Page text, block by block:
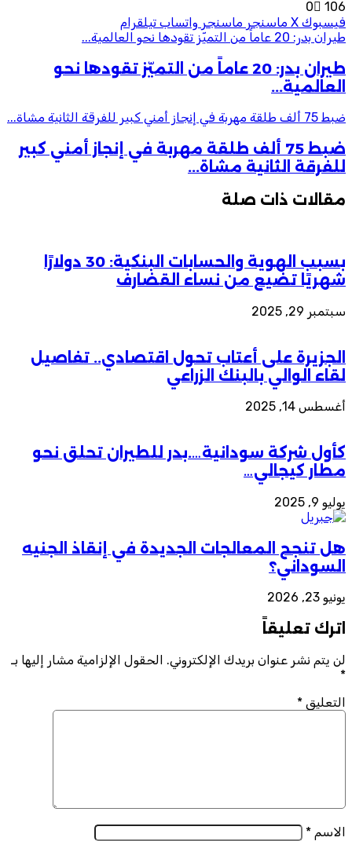
0
106
فيسبوك ‫X ماسنجر ماسنجر واتساب تيلقرام
طيران بدر: 20 عاماً من التميّز تقودها نحو العالمية...
طيران بدر: 20 عاماً من التميّز تقودها نحو
العالمية...
ضبط 75 ألف طلقة مهربة في إنجاز أمني كبير للفرقة الثانية مشاة...
ضبط 75 ألف طلقة مهربة في إنجاز أمني كبير
للفرقة الثانية مشاة...
مقالات ذات صلة
بسبب الهوية والحسابات البنكية: 30 دولارًا
شهريًا تضيع من نساء القضارف
سبتمبر 29, 2025
الجزيرة على أعتاب تحول اقتصادي.. تفاصيل
لقاء الوالي بالبنك الزراعي
أغسطس 14, 2025
كأول شركة سودانية….بدر للطيران تحلق نحو
مطار كيجالي…
يوليو 9, 2025
هل تنجح المعالجات الجديدة في إنقاذ الجنيه
السوداني؟
يونيو 23, 2026
اترك تعليقاً
لن يتم نشر عنوان بريدك الإلكتروني. الحقول الإلزامية مشار إليها بـ
*
التعليق *
الاسم *